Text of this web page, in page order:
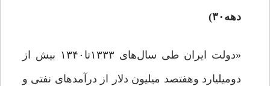
دهه۳۰)
«دولت ایران طی سال‌های ۱۳۳۳تا۱۳۴۰ بیش از
دومیلیارد وهفتصد میلیون دلار از درآمدهای نفتی و